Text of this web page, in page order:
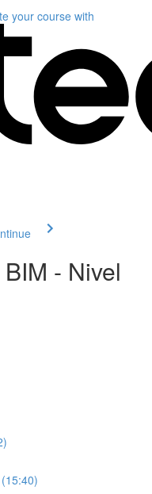
your course with
- Nivel